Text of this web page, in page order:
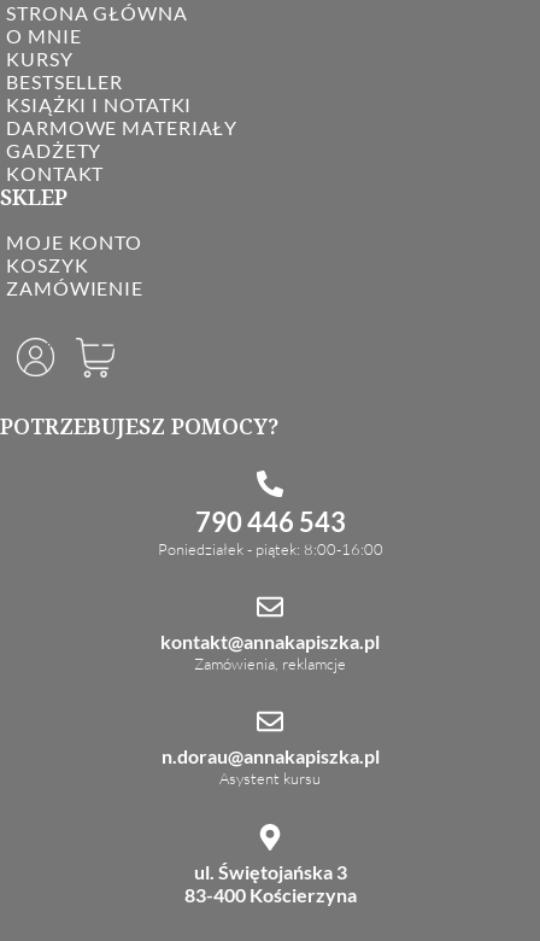
STRONA GŁÓWNA
O MNIE
KURSY
BESTSELLER
KSIĄŻKI I NOTATKI
DARMOWE MATERIAŁY
GADŻETY
KONTAKT
SKLEP
MOJE KONTO
KOSZYK
ZAMÓWIENIE
POTRZEBUJESZ POMOCY?
790 446 543
Poniedziałek - piątek: 8:00-16:00
kontakt@annakapiszka.pl
Zamówienia, reklamcje
n.dorau@annakapiszka.pl
Asystent kursu
ul. Świętojańska 3
83-400 Kościerzyna